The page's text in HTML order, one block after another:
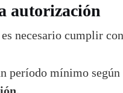
autorización
es necesario cumplir
período mínimo